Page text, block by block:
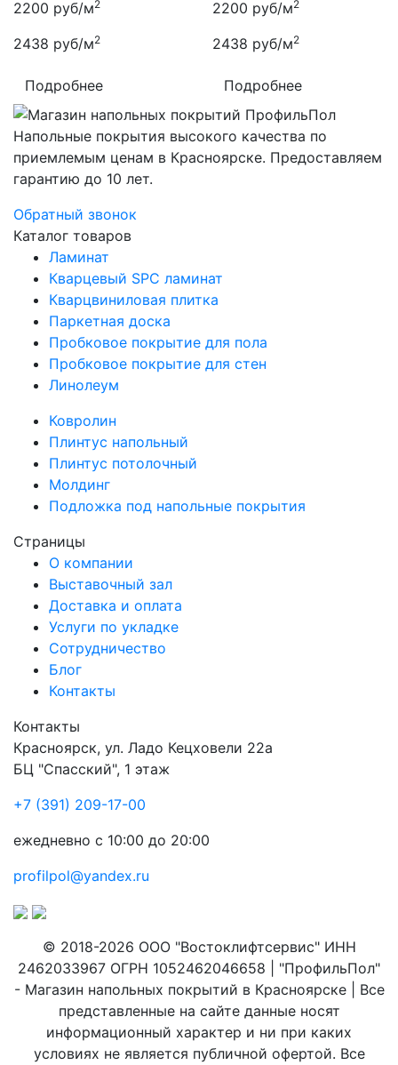
2200 руб/м2
2438 руб/м2
Подробнее
2200 руб/м2
2438 руб/м2
Подробнее
Напольные покрытия высокого качества по
приемлемым ценам в Красноярске. Предоставляем
гарантию до 10 лет.
Обратный звонок
Каталог товаров
Ламинат
Кварцевый SPC ламинат
Кварцвиниловая плитка
Паркетная доска
Пробковое покрытие для пола
Пробковое покрытие для стен
Линолеум
Ковролин
Плинтус напольный
Плинтус потолочный
Молдинг
Подложка под напольные покрытия
Страницы
О компании
Выставочный зал
Доставка и оплата
Услуги по укладке
Сотрудничество
Блог
Контакты
Контакты
Красноярск, ул. Ладо Кецховели 22а
БЦ "Спасский", 1 этаж
+7 (391) 209-17-00
ежедневно с 10:00 до 20:00
profilpol@yandex.ru
© 2018-2026 ООО "Востоклифтсервис" ИНН
2462033967 ОГРН 1052462046658 | "ПрофильПол"
- Магазин напольных покрытий в Красноярске | Все
представленные на сайте данные носят
информационный характер и ни при каких
условиях не является публичной офертой. Все